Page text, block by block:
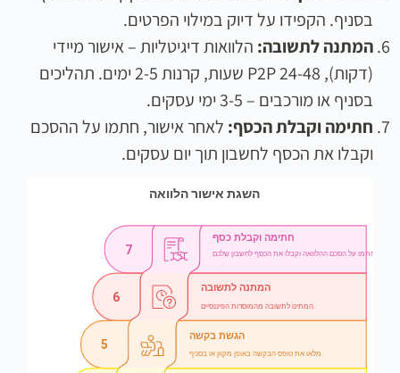
בסניף. הקפידו על דיוק במילוי הפרטים.
המתנה לתשובה: הלוואות דיגיטליות – אישור מיידי
(דקות), P2P 24-48 שעות, קרנות 2-5 ימים. תהליכים
בסניף או מורכבים – 3-5 ימי עסקים.
חתימה וקבלת הכסף: לאחר אישור, חתמו על ההסכם
וקבלו את הכסף לחשבון תוך יום עסקים.